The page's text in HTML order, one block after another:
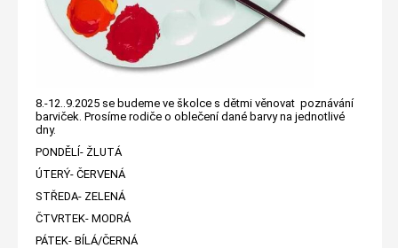
8.-12..9.2025 se budeme ve školce s dětmi věnovat poznávání
barviček. Prosíme rodiče o oblečení dané barvy na jednotlivé
dny.
PONDĚLÍ- ŽLUTÁ
ÚTERÝ- ČERVENÁ
STŘEDA- ZELENÁ
ČTVRTEK- MODRÁ
PÁTEK- BÍLÁ/ČERNÁ